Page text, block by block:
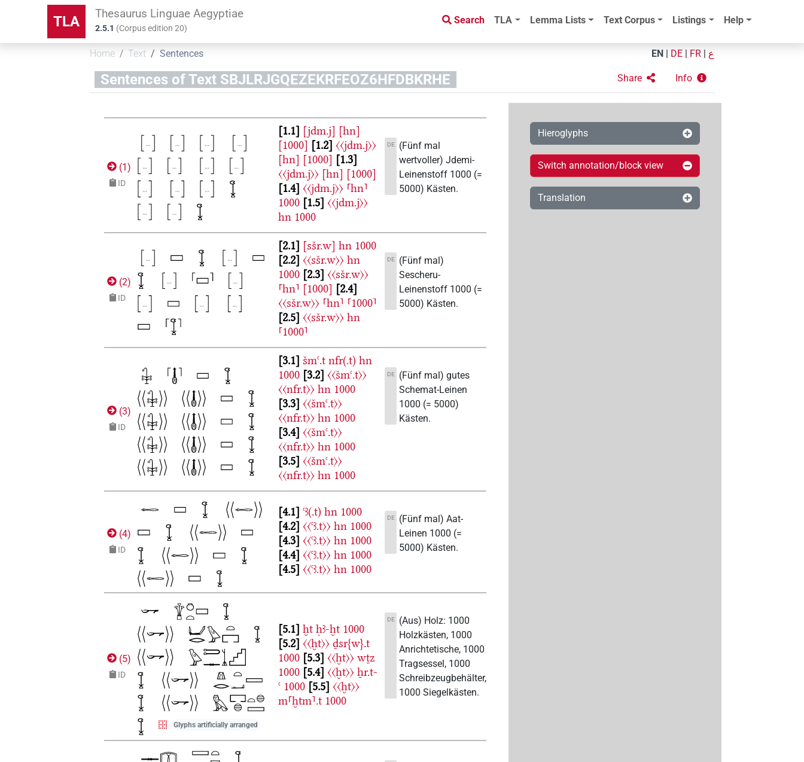
TLA Thesaurus Linguae Aegyptiae
2.5.1 (Corpus edition20)
Search TLA Lemma Lists Text Corpus Listings Help
Home Text Sentences EN DE FR ع
Sentences of Text SBJLRJGQEZEKRFEOZ6HFDBKRHE Share Info
(1)
ID
1.1 [jdm.j] [hn]
[1000]
1.2 〈〈jdm.j〉〉
[hn] [1000]
1.3
〈〈jdm.j〉〉 [hn] [1000]
1.4 〈〈jdm.j〉〉 ⸢hn⸣
1000 1.5 〈〈jdm.j〉〉
hn 1000
DE
(Fünf mal
wertvoller) Jdemi-
Leinenstoff 1000 (=
5000) Kästen.
(2)
ID
2.1 [sšr.w] hn 1000
2.2 〈〈sšr.w〉〉 hn
1000 2.3 〈〈sšr.w〉〉
⸢hn⸣ [1000]
2.4
〈〈sšr.w〉〉 ⸢hn⸣ ⸢1000⸣
2.5 〈〈sšr.w〉〉 hn
⸢1000⸣
DE
(Fünf mal)
Sescheru-
Leinenstoff 1000 (=
5000) Kästen.
(3)
ID
3.1 šmꜥ.t nfr(.t) hn
1000 3.2 〈〈šmꜥ.t〉〉
〈〈nfr.t〉〉 hn 1000
3.3 〈〈šmꜥ.t〉〉
〈〈nfr.t〉〉 hn 1000
3.4 〈〈šmꜥ.t〉〉
〈〈nfr.t〉〉 hn 1000
3.5 〈〈šmꜥ.t〉〉
〈〈nfr.t〉〉 hn 1000
DE
(Fünf mal) gutes
Schemat-Leinen
1000 (= 5000)
Kästen.
(4)
ID
4.1 ꜥꜣ(.t) hn 1000
4.2 〈〈ꜥꜣ.t〉〉 hn 1000
4.3 〈〈ꜥꜣ.t〉〉 hn 1000
4.4 〈〈ꜥꜣ.t〉〉 hn 1000
4.5 〈〈ꜥꜣ.t〉〉 hn 1000
DE
(Fünf mal) Aat-
Leinen 1000 (=
5000) Kästen.
(5)
ID
Glyphs artificially arranged
5.1 ḫt ḥꜣ-ḫt 1000
5.2 〈〈ḫt〉〉 ḏsr{w}.t
1000 5.3 〈〈ḫt〉〉 wṯz
1000 5.4 〈〈ḫt〉〉 ẖr.t-
ꜥ 1000 5.5 〈〈ḫt〉〉
m⸢ḫtm⸣.t 1000
DE
(Aus) Holz: 1000
Holzkästen, 1000
Anrichtetische, 1000
Tragsessel, 1000
Schreibzeugbehälter,
1000 Siegelkästen.
Hieroglyphs
Switch annotation/block view
Translation